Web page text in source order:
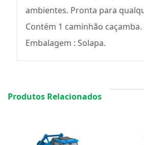
ambientes. Pronta para
Contém 1 caminhão caçamba.
Embalagem : Solapa.
Produtos Relacionados